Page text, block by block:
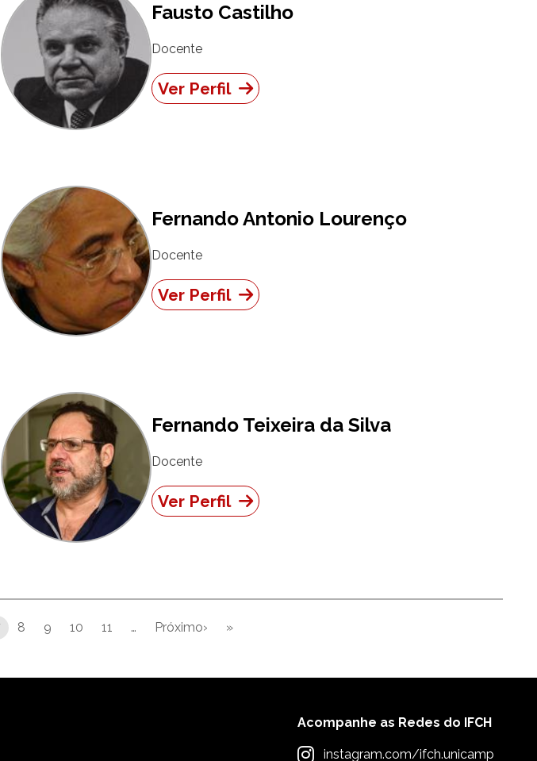
Fausto Castilho
Docente
Ver Perfil
Fernando Antonio Lourenço
Docente
Ver Perfil
Fernando Teixeira da Silva
Docente
Ver Perfil
8 9 10 11 … Próximo›
Próxima página
»
Última página
Acompanhe as Redes do IFCH
instagram.com/ifch.unicamp